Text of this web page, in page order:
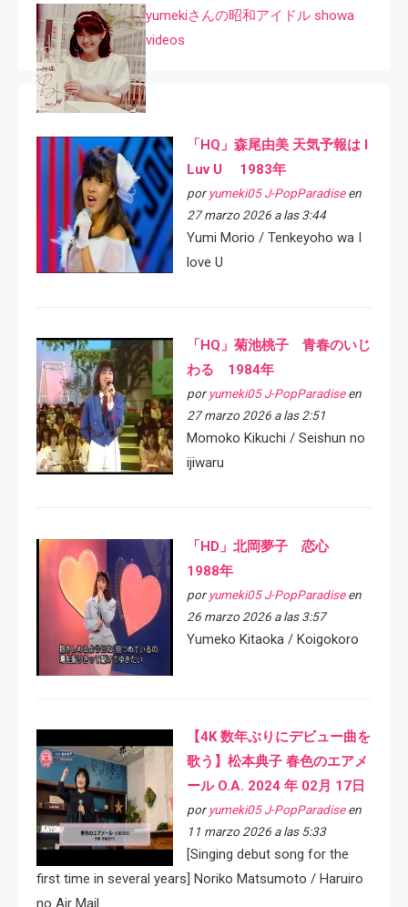
yumekiさんの昭和アイドル showa
videos
「HQ」森尾由美 天気予報は I
Luv U 1983年
por yumeki05 J-PopParadiseen
27 marzo 2026 a las 3:44
Yumi Morio / Tenkeyoho wa I
love U
「HQ」菊池桃子 青春のいじ
わる 1984年
por yumeki05 J-PopParadiseen
27 marzo 2026 a las 2:51
Momoko Kikuchi / Seishun no
ijiwaru
「HD」北岡夢子 恋心
1988年
por yumeki05 J-PopParadiseen
26 marzo 2026 a las 3:57
Yumeko Kitaoka / Koigokoro
【4K 数年ぶりにデビュー曲を
歌う】松本典子 春色のエアメ
ール O.A. 2024 年 02月 17日
por yumeki05 J-PopParadiseen
11 marzo 2026 a las 5:33
[Singing debut song for the
first time in several years] Noriko Matsumoto / Haruiro